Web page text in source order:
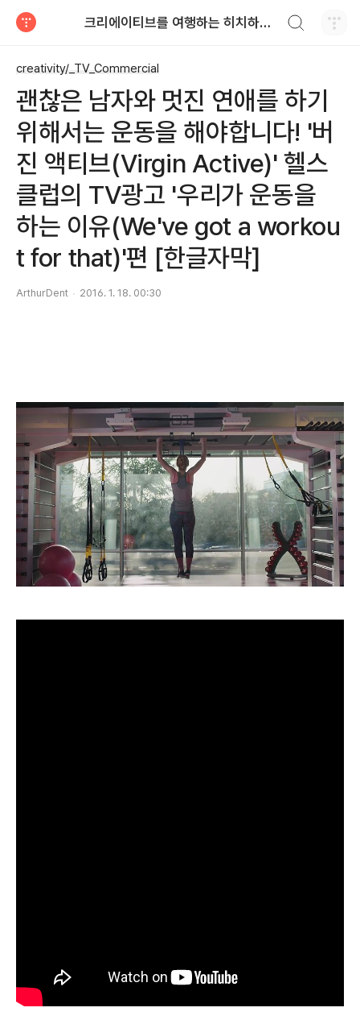
크리에이티브를 여행하는 히치하이커를 위한 안내서
creativity/_TV_Commercial
괜찮은 남자와 멋진 연애를 하기
위해서는 운동을 해야합니다! '버
진 액티브(Virgin Active)' 헬스
클럽의 TV광고 '우리가 운동을
하는 이유(We've got a workou
t for that)'편 [한글자막]
ArthurDent 2016. 1. 18. 00:30